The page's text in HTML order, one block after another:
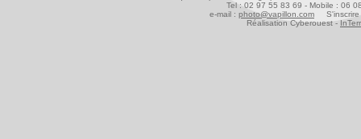
Tel : 02 97 55 83 69 - Mobile : 06
e-mail : photo@vapillon.com S'inscrire
Réalisation Cyberouest -